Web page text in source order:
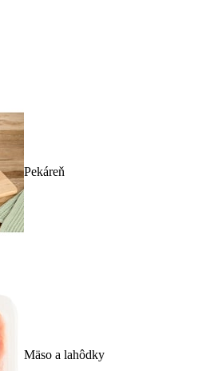
Pekáreň
Mäso a lahôdky